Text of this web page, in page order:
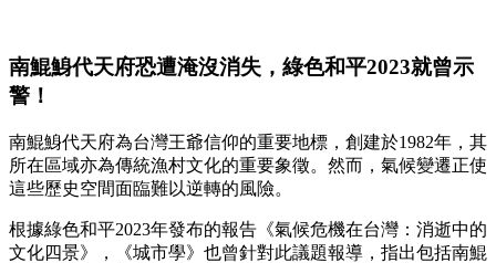
南鯤鯓代天府恐遭淹沒消失，綠色和平2023就曾示
警！
南鯤鯓代天府為台灣王爺信仰的重要地標，創建於1982年，其
所在區域亦為傳統漁村文化的重要象徵。然而，氣候變遷正使
這些歷史空間面臨難以逆轉的風險。
根據綠色和平2023年發布的報告《氣候危機在台灣：消逝中的
文化四景》，《城市學》也曾針對此議題報導，指出包括南鯤